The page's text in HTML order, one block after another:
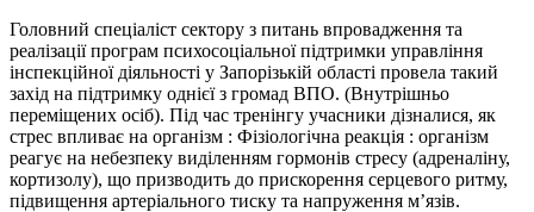
Головний спеціаліст сектору з питань впровадження та
реалізації програм психосоціальної підтримки управління
інспекційної діяльності у Запорізькій області провела такий
захід на підтримку однієї з громад ВПО. (Внутрішньо
переміщених осіб). Під час тренінгу учасники дізналися, як
стрес впливає на організм : Фізіологічна реакція : організм
реагує на небезпеку виділенням гормонів стресу (адреналіну,
кортизолу), що призводить до прискорення серцевого ритму,
підвищення артеріального тиску та напруження м’язів.